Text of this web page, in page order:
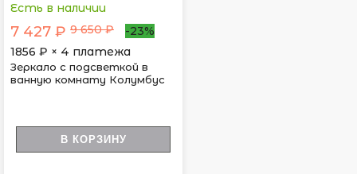
Есть в наличии
7 427 ₽ 9 650 ₽
-23%
1856 ₽ × 4 платежа
Зеркало с подсветкой в
ванную комнату Колумбус
В КОРЗИНУ